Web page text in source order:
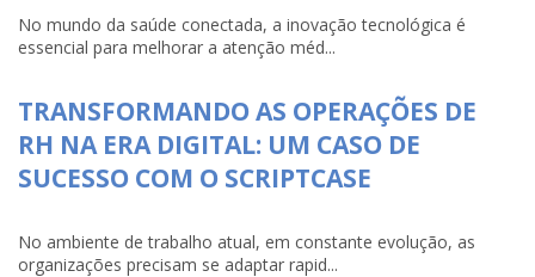
No mundo da saúde conectada, a inovação tecnológica é
essencial para melhorar a atenção méd...
TRANSFORMANDO AS OPERAÇÕES DE
RH NA ERA DIGITAL: UM CASO DE
SUCESSO COM O SCRIPTCASE
No ambiente de trabalho atual, em constante evolução, as
organizações precisam se adaptar rapid...